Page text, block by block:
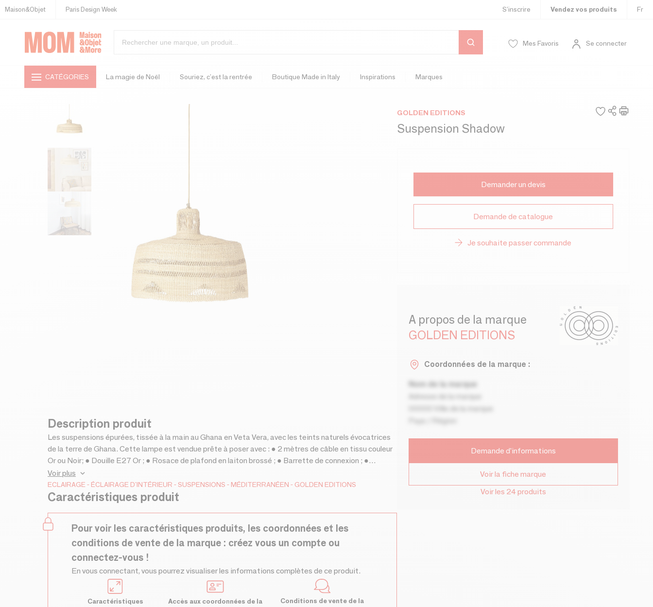
Maison&Objet Paris Design Week S’inscrire Vendez vos produits Fr
Mes Favoris Se connecter
CATÉGORIES La magie de Noël Souriez, c'est la rentrée Boutique Made in Italy Inspirations Marques
Description produit
Les suspensions épurées, tissée à la main au Ghana en Veta Vera, avec les teints naturels évocatrices
de la terre de Ghana. Cette lampe est vendue prête à poser avec : ● 2 mètres de câble en tissu couleur
Or ou Noir; ● Douille E27 Or ; ● Rosace de plafond en laiton brossé ; ● Barrette de connexion ; ●
Accessoires en laiton brossés et polis ; ● Disponible en 1 couleur : Naturel ; ● Des accessoires certifiés
UL sont disponible sur demande:
Voir plus
ECLAIRAGE ÉCLAIRAGE D'INTÉRIEUR SUSPENSIONS MÉDITERRANÉEN GOLDEN EDITIONS
Caractéristiques produit
Pour voir les caractéristiques produits, les coordonnées et les
conditions de vente de la marque : créez vous un compte ou
connectez-vous !
En vous connectant, vous pourrez visualiser les informations complètes de ce produit.
Caractéristiques
Accès aux coordonnées de la
Conditions de vente de la
GOLDEN EDITIONS
Suspension Shadow
Demander un devis
Demande de catalogue
Je souhaite passer commande
A propos de la marque
GOLDEN EDITIONS
Coordonnées de la marque :
Nom de la marque
Adresse de la marque
Demande d'informations
Voir la fiche marque
Voir les 24 produits